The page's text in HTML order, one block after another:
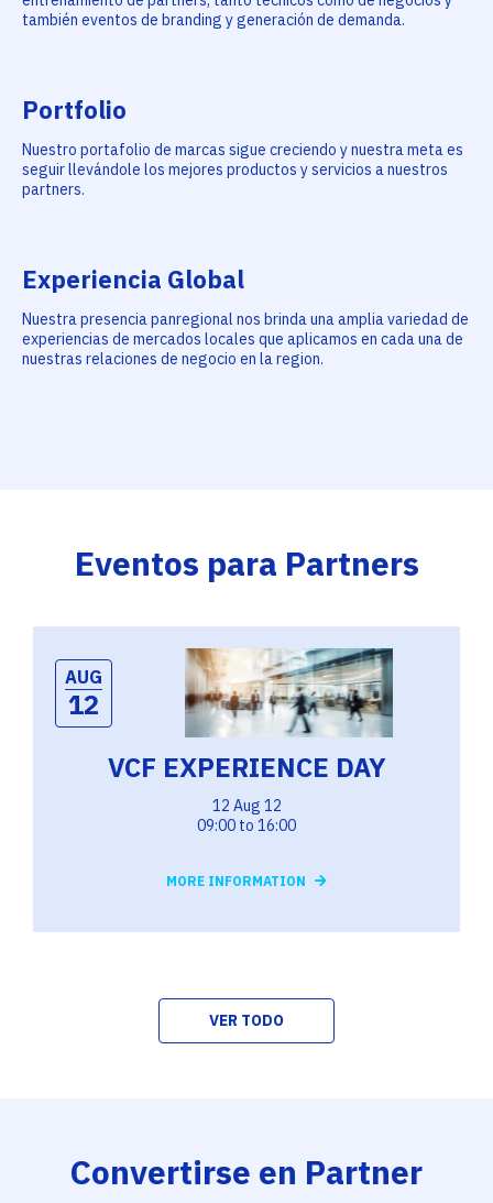
también eventos de branding y generación de demanda.
Portfolio
Nuestro portafolio de marcas sigue creciendo y nuestra meta es
seguir llevándole los mejores productos y servicios a nuestros
partners.
Experiencia Global
Nuestra presencia panregional nos brinda una amplia variedad de
experiencias de mercados locales que aplicamos en cada una de
nuestras relaciones de negocio en la region.
Eventos para Partners
AUG
12
VCF EXPERIENCE DAY
12 Aug 12
09:00 to 16:00
MORE INFORMATION
VER TODO
Convertirse en Partner